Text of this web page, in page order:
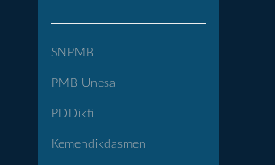
SNPMB
PMB Unesa
PDDikti
Kemendikdasmen